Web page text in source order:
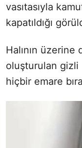
vasıtasıyla
kapatıldığı
Halının
oluşturulan gizli
hiçbir emare